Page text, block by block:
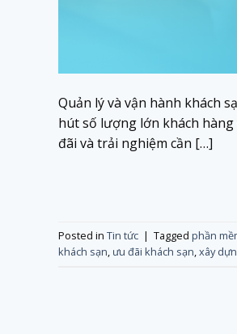
Quản lý và vận hành khách
hút số lượng lớn khách hàng
đãi và trải nghiệm cần […]
Posted in Tin tức | Tagged phần
khách sạn, ưu đãi khách sạn,xây